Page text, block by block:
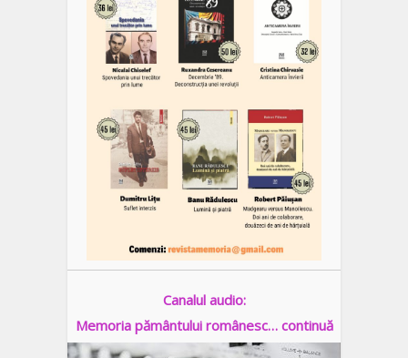
Canalul audio:
Memoria pământului românesc… continuă